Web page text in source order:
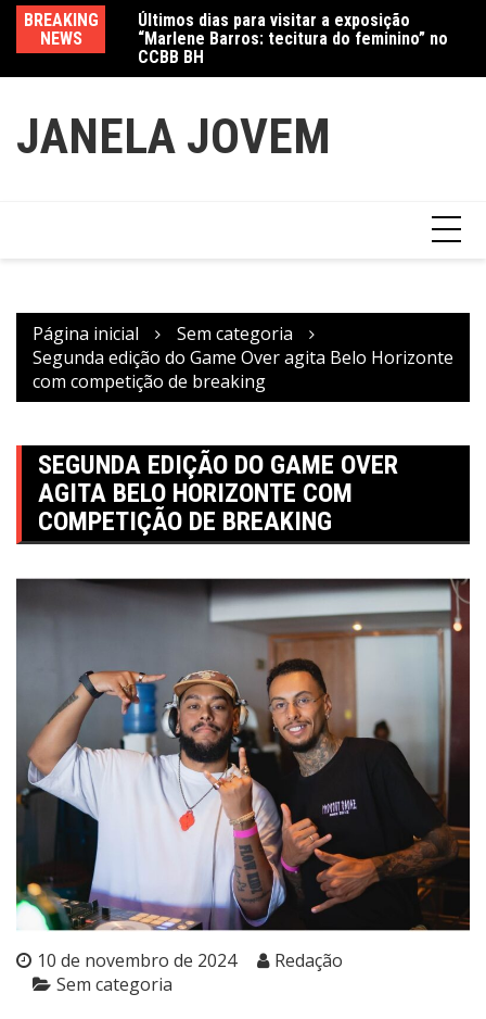
conteúdo
BREAKING
NEWS
CCBB BH
Amanda Mangili transforma beleza e
inclusão em conexão real nas redes
JANELA JOVEM
Página inicial
Sem categoria
Segunda edição do Game Over agita Belo Horizonte
com competição de breaking
SEGUNDA EDIÇÃO DO GAME OVER
AGITA BELO HORIZONTE COM
COMPETIÇÃO DE BREAKING
10 de novembro de 2024
Redação
Sem categoria